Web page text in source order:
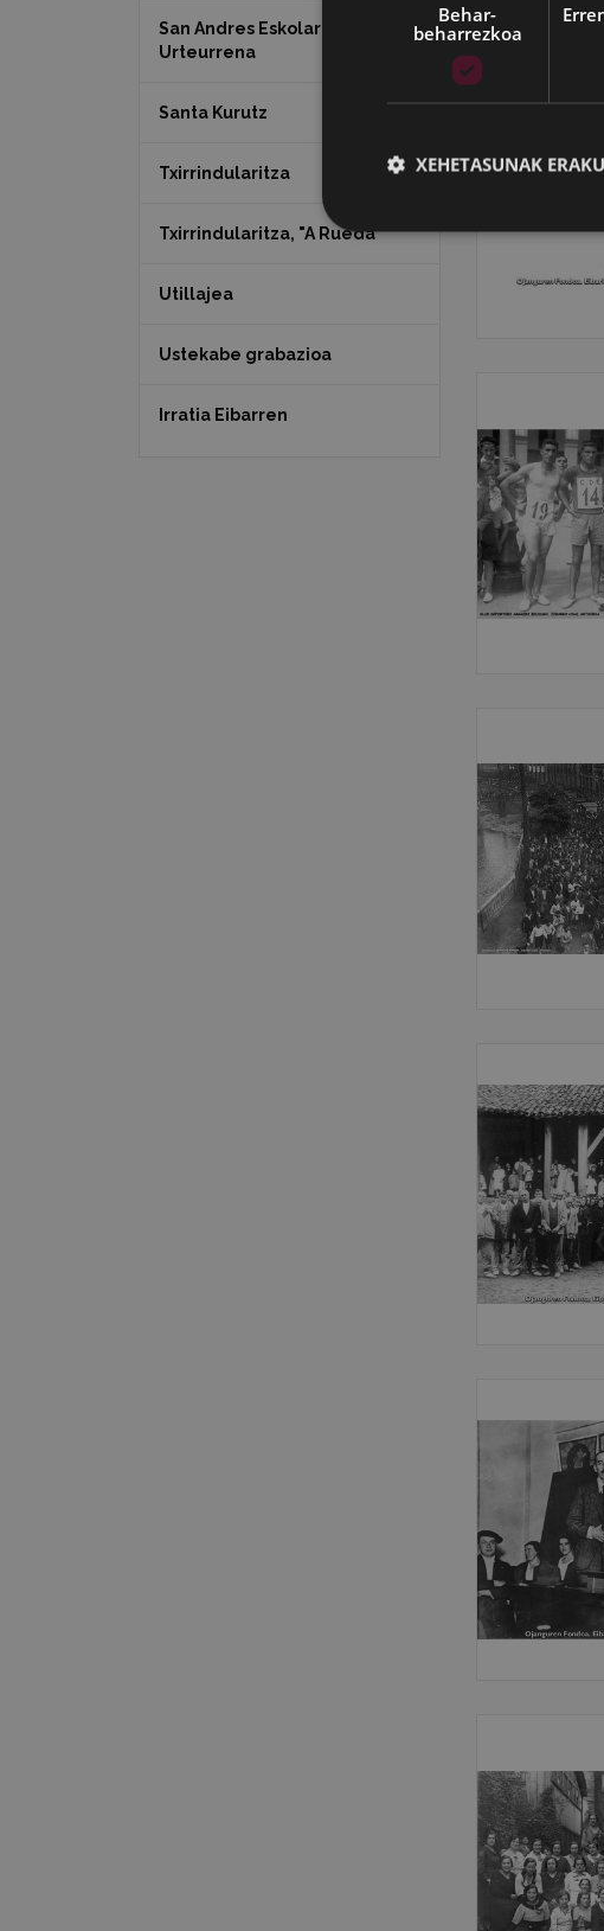
San Andres Eskolaren 50.
Urteurrena
Santa Kurutz
Txirrindularitza
Txirrindularitza, "A Rueda"
Utillajea
Ustekabe grabazioa
Irratia Eibarren
Behar-
beharrezkoa
XEHETASUNAK